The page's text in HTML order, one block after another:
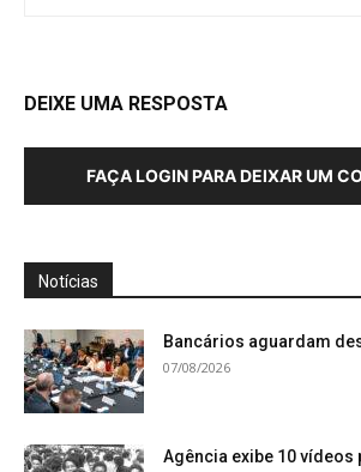
DEIXE UMA RESPOSTA
FAÇA LOGIN PARA DEIXAR UM
Notícias
Bancários aguardam
07/08/2026
Agência exibe 10 vídeos